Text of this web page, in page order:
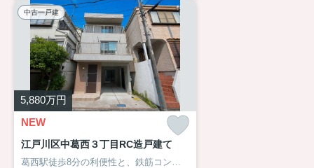
中古一戸建
5,880万円
NEW
江戸川区中葛西３丁目RC造戸建て
葛西駅徒歩8分の利便性と、鉄筋コンクリート造がもたらす確かな安心を兼ね備えた住まいになります！ 通勤・通学や毎日のお買い物が快適なのはもちろん、昨今注目される地震への備えという面でも心強い構造です。新規リフォームにより室内も気持ちよく生まれ変わり、便利さ・安心・快適さをバランス良く備えた、これから長く暮らしたいご家族におすすめの一邸です。！本物件の魅力をぜひ現地でご体感ください！